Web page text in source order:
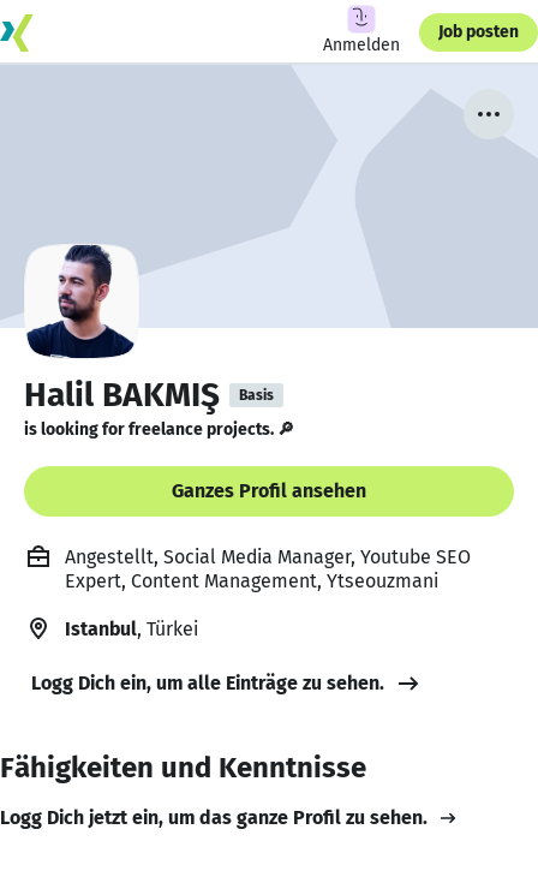
Anmelden
Job posten
Halil BAKMIŞ Basis
is looking for freelance projects. 🔎
Ganzes Profil ansehen
Angestellt, Social Media Manager, Youtube SEO
Expert, Content Management, Ytseouzmani
Istanbul, Türkei
Logg Dich ein, um alle Einträge zu sehen.
Fähigkeiten und Kenntnisse
Logg Dich jetzt ein, um das ganze Profil zu sehen.